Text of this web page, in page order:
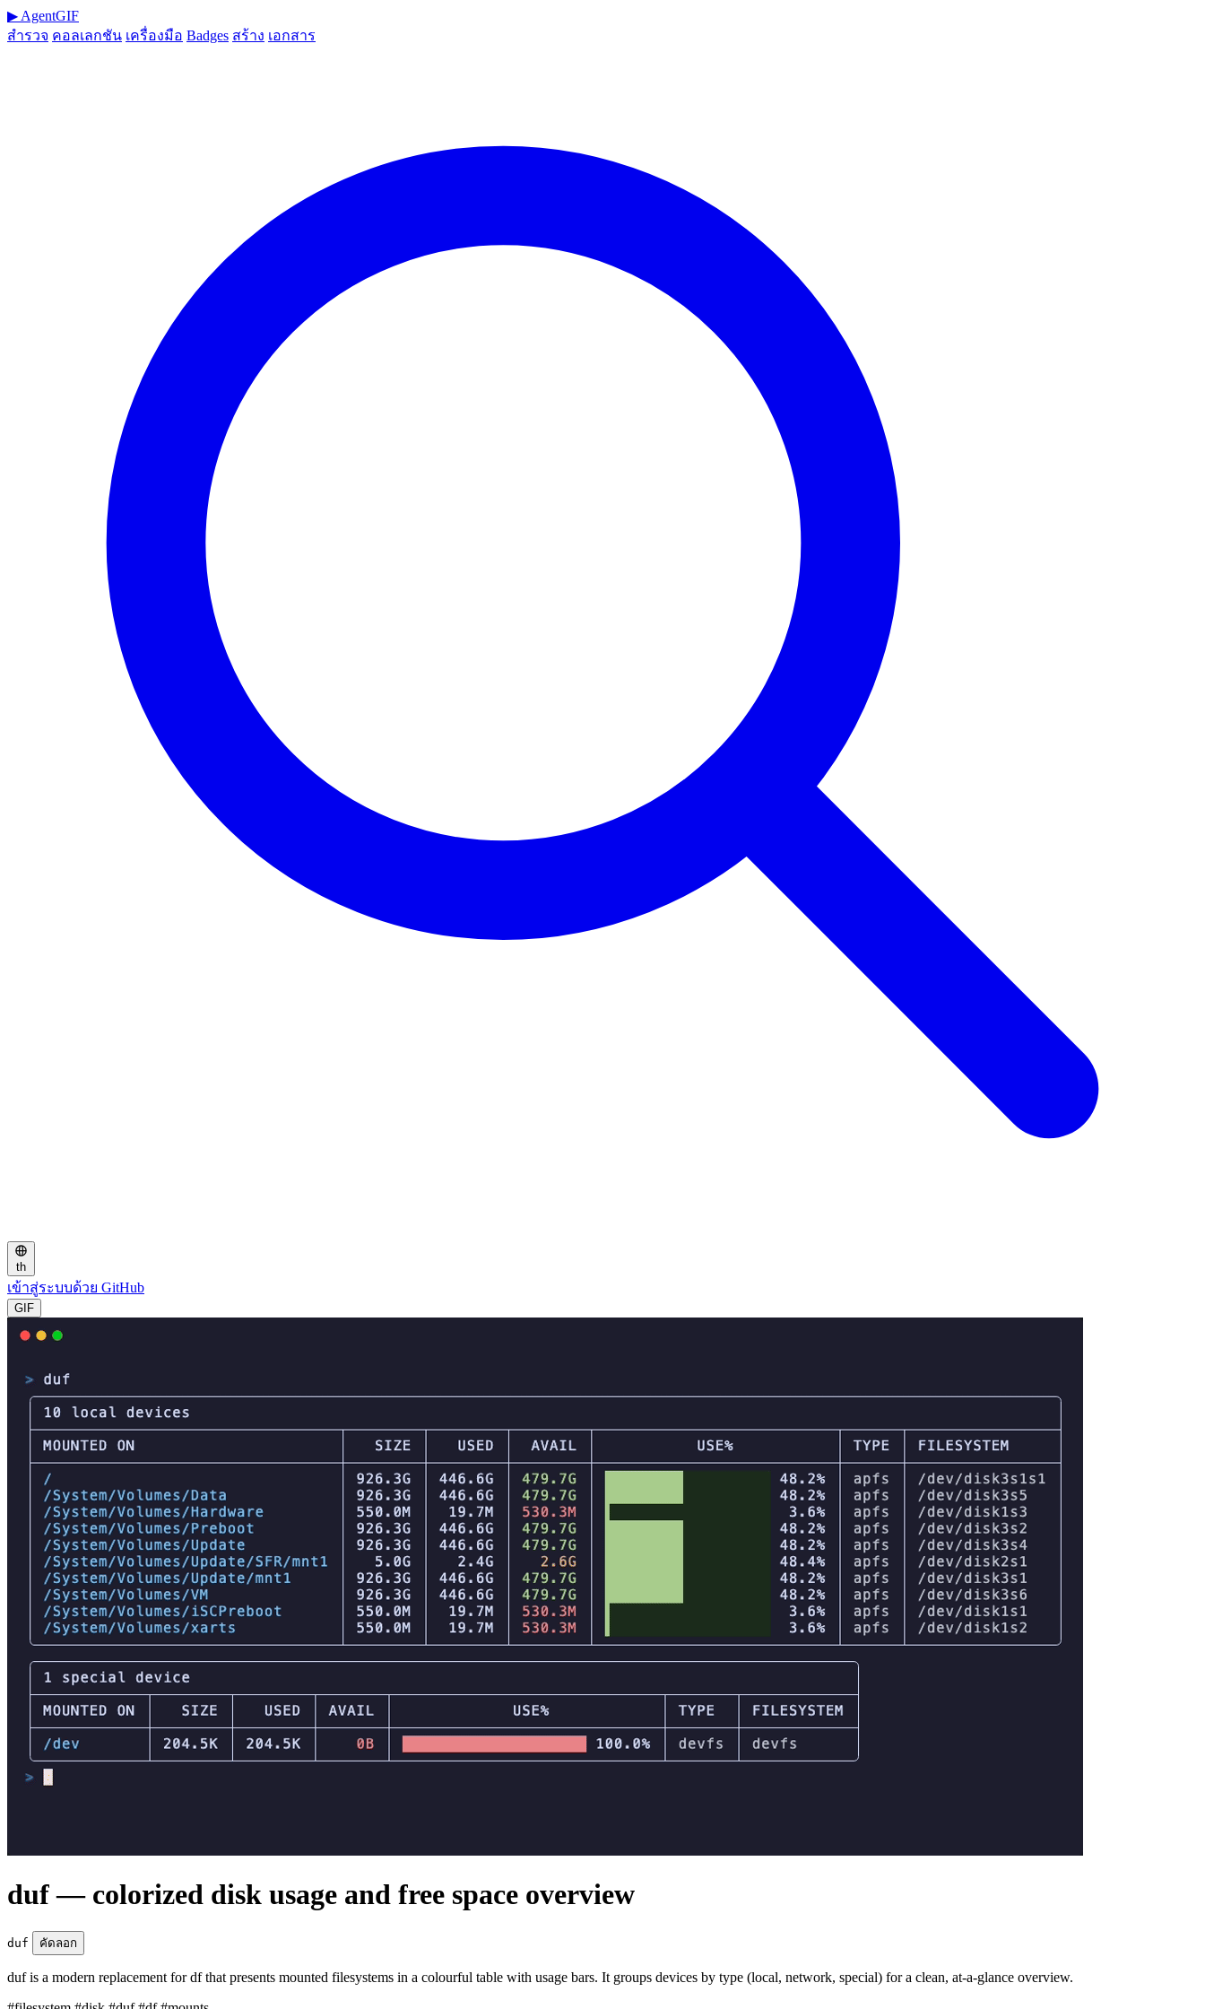
▶ AgentGIF
สำรวจ คอลเลกชัน เครื่องมือ Badges สร้าง เอกสาร
th
เข้าสู่ระบบด้วย GitHub
GIF
duf — colorized disk usage and free space overview
duf คัดลอก
duf is a modern replacement for df that presents mounted filesystems in a colourful table with usage bars. It groups devices by type (local, network, special) for a clean, at-a-glance overview.